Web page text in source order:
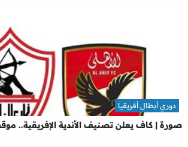
صورة | كاف يعلن تصنيف الأندية الإفريقية..
دوري أبطال أفريقيا